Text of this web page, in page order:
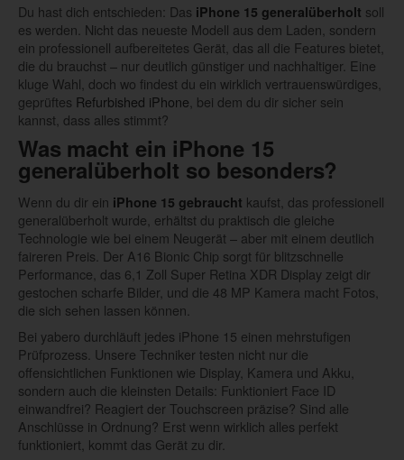
Du hast dich entschieden: Das iPhone 15 generalüberholt soll
es werden. Nicht das neueste Modell aus dem Laden, sondern
ein professionell aufbereitetes Gerät, das all die Features bietet,
die du brauchst – nur deutlich günstiger und nachhaltiger. Eine
kluge Wahl, doch wo findest du ein wirklich vertrauenswürdiges,
geprüftes Refurbished iPhone , bei dem du dir sicher sein
kannst, dass alles stimmt?
Was macht ein iPhone 15
generalüberholt so besonders?
Wenn du dir ein iPhone 15 gebraucht kaufst, das professionell
generalüberholt wurde, erhältst du praktisch die gleiche
Technologie wie bei einem Neugerät – aber mit einem deutlich
faireren Preis. Der A16 Bionic Chip sorgt für blitzschnelle
Performance, das 6,1 Zoll Super Retina XDR Display zeigt dir
gestochen scharfe Bilder, und die 48 MP Kamera macht Fotos,
die sich sehen lassen können.
Bei yabero durchläuft jedes iPhone 15 einen mehrstufigen
Prüfprozess. Unsere Techniker testen nicht nur die
offensichtlichen Funktionen wie Display, Kamera und Akku,
sondern auch die kleinsten Details: Funktioniert Face ID
einwandfrei? Reagiert der Touchscreen präzise? Sind alle
Anschlüsse in Ordnung? Erst wenn wirklich alles perfekt
funktioniert, kommt das Gerät zu dir.